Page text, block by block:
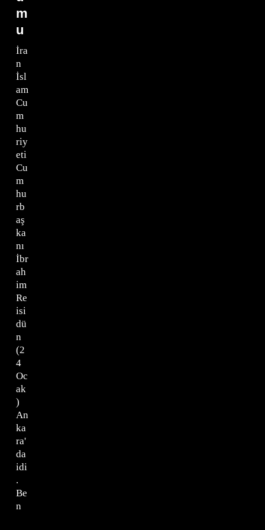
m
u
İra
n
İsl
am
Cu
m
hu
riy
eti
Cu
m
hu
rb
aş
ka
nı
İbr
ah
im
Re
isi
dü
n
(2
4
Oc
ak
)
An
ka
ra'
da
idi
.
Be
n